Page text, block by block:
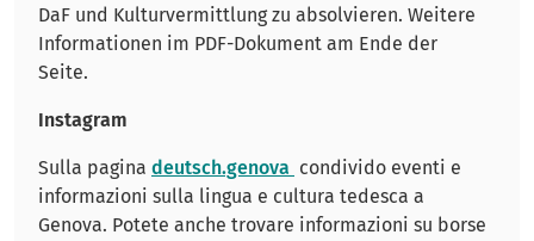
DaF und Kulturvermittlung zu absolvieren. Weitere
Informationen im PDF-Dokument am Ende der
Seite.
Instagram
Sulla pagina deutsch.genova condivido eventi e
informazioni sulla lingua e cultura tedesca a
Genova. Potete anche trovare informazioni su borse